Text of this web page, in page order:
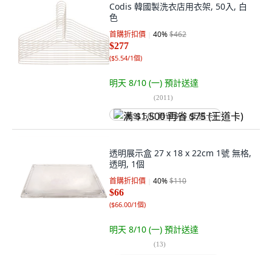
Codis 韓國製洗衣店用衣架, 50入, 白
色
首購折扣價 40%$462
$277
($5.54/1個)
明天 8/10 (一) 預計送達
(2011)
满 $1,500 再省 $75 (王道卡)
透明展示盒 27 x 18 x 22cm 1號 無格,
透明, 1個
首購折扣價 40%$110
$66
($66.00/1個)
明天 8/10 (一) 預計送達
(13)